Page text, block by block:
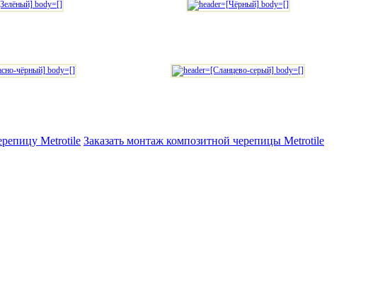
Metrotile Заказать монтаж композитной черепицы Metrotile